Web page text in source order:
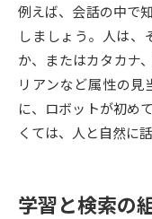
大学で学べる内容
新増設大学・学部・学科
データサイエンス特集
例えば、会話の中で
しましょう。人は
か、またはカタカナ
リアンなど属性の見
に、ロボットが初め
くては、人と自然に
学習と検索の